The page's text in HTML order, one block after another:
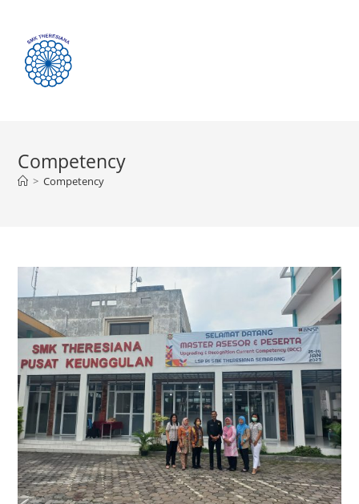
Competency
> Competency